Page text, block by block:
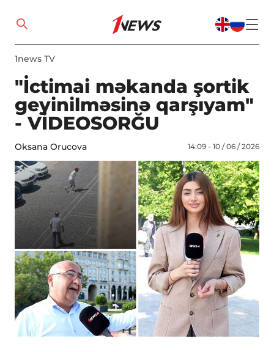
1news TV
"İctimai məkanda şortik
geyinilməsinə qarşıyam"
- VİDEOSORĞU
Oksana Orucova 14:09 - 10 / 06 / 2026